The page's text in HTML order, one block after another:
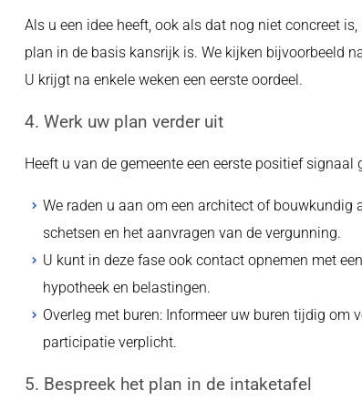
Als u een idee heeft, ook als dat nog niet concreet
plan in de basis kansrijk is. We kijken bijvoorbeeld
U krijgt na enkele weken een eerste oordeel.
4. Werk uw plan verder uit
Heeft u van de gemeente een eerste positief
We raden u aan om een architect of bouwkundig
schetsen en het aanvragen van de vergunning.
U kunt in deze fase ook contact opnemen met
hypotheek en belastingen.
Overleg met buren: Informeer uw buren tijdig om
participatie verplicht.
5. Bespreek het plan in de intaketafel